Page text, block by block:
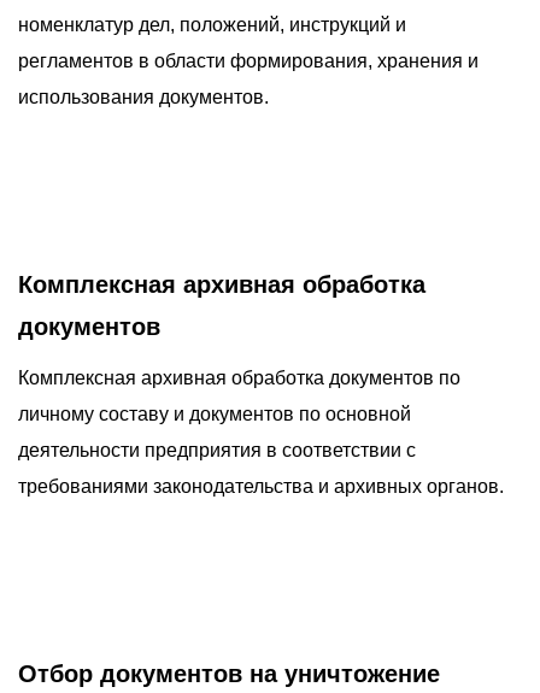
номенклатур дел, положений, инструкций и
регламентов в области формирования, хранения и
использования документов.
Комплексная архивная обработка
документов
Комплексная архивная обработка документов по
личному составу и документов по основной
деятельности предприятия в соответствии с
требованиями законодательства и архивных органов.
Отбор документов на уничтожение